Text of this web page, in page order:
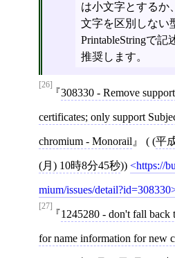
は小文字とするか
文字を区別しない
PrintableStringで記
推奨します。
[26]
308330 - Remove
certificates; only support
chromium - Monorail ( (平
(月) 10時8分45秒)) https://
mium/issues/detail?id=308330
[27]
1245280 - don't fall back
for name information for new